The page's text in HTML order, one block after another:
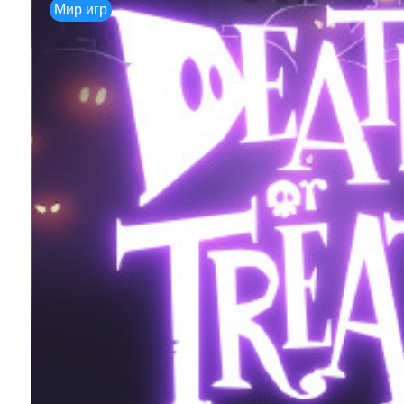
Мир игр